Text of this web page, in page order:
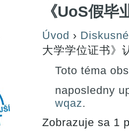
《UoS假毕
Úvod ›
大学学位证书》
Toto téma
naposledny
wqaz.
Zobrazuje sa 1